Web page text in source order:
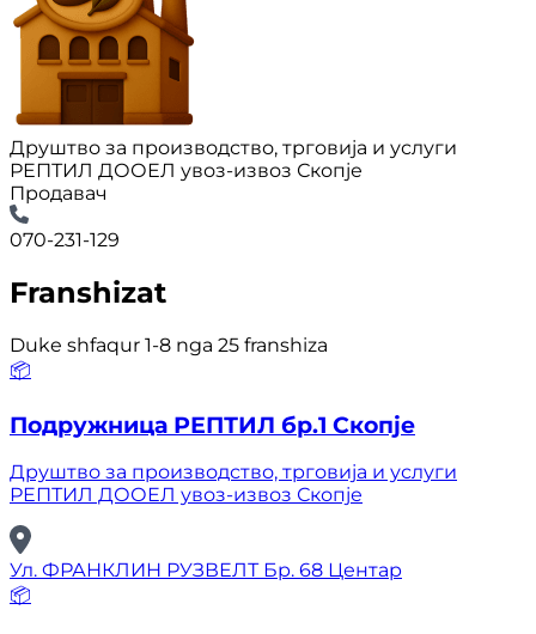
Друштво за производство, трговија и услуги
РЕПТИЛ ДООЕЛ увоз-извоз Скопје
Продавач
070-231-129
Franshizat
Duke shfaqur 1-8 nga 25 franshiza
📦
Подружница РЕПТИЛ бр.1 Скопје
Друштво за производство, трговија и услуги
РЕПТИЛ ДООЕЛ увоз-извоз Скопје
Ул. ФРАНКЛИН РУЗВЕЛТ Бр. 68 Центар
📦